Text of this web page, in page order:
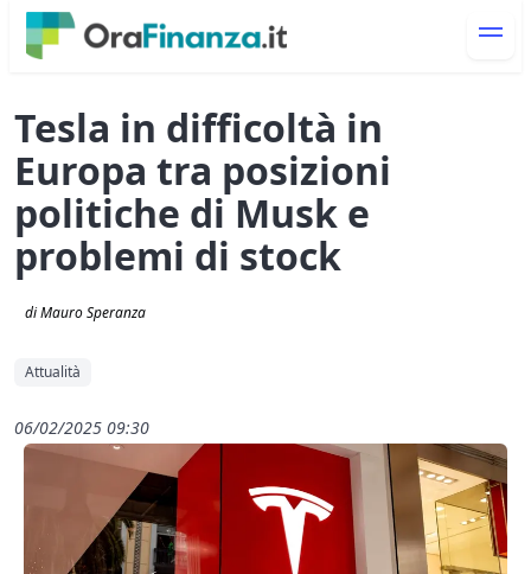
Tesla in difficoltà in
Europa tra posizioni
politiche di Musk e
problemi di stock
di Mauro Speranza
Attualità
06/02/2025 09:30